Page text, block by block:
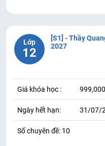
Lớp
12
[S1] - Thầy
2027
Giá khóa học :
Ngày hết hạn: 31/07/
Số chuyên đề: 10